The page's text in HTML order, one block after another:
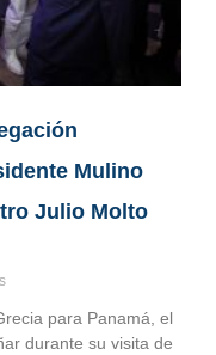
Mulino
Julio Molto
para Panamá, el
durante su visita de